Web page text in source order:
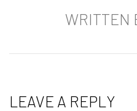
WRITTEN
LEAVE A REPLY